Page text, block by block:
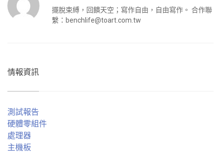
擺脫束縛，回饋天空；寫作自由，自由寫作。 合作聯
繫： benchlife@toart.com.tw
情報資訊
測試報告
硬體零組件
處理器
主機板